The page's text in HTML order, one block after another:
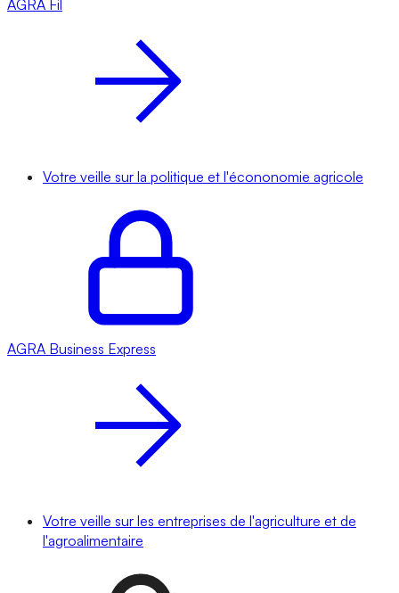
AGRA Fil
Votre veille sur la politique et l'écononomie agricole
AGRA Business Express
Votre veille sur les entreprises de l'agriculture et de
l'agroalimentaire